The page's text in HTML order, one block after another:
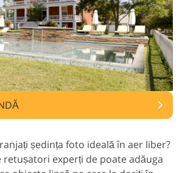
ședința foto ideală în aer liber?
retușatori experți de poate adăuga